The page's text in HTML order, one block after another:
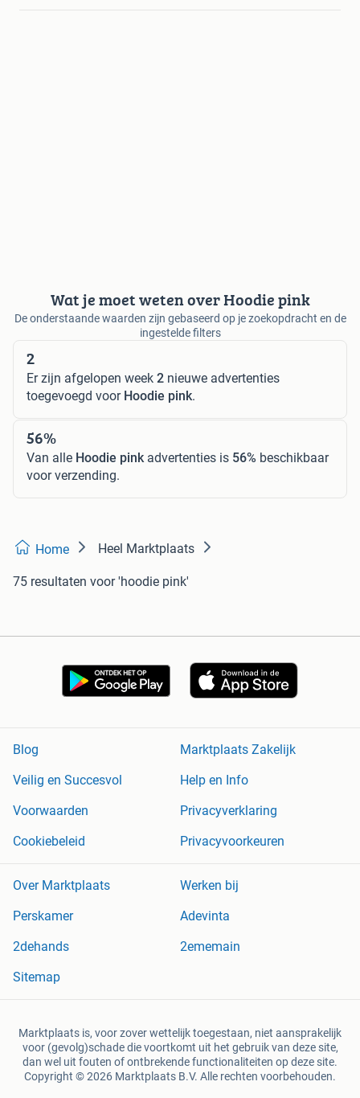
Wat je moet weten over Hoodie pink
De onderstaande waarden zijn gebaseerd op je zoekopdracht en de
ingestelde filters
2
Er zijn afgelopen week 2 nieuwe advertenties
toegevoegd voor Hoodie pink.
56%
Van alle Hoodie pink advertenties is 56% beschikbaar
voor verzending.
Home Heel Marktplaats
75 resultaten voor 'hoodie pink'
Blog
Marktplaats Zakelijk
Veilig en Succesvol
Help en Info
Voorwaarden
Privacyverklaring
Cookiebeleid
Privacyvoorkeuren
Over Marktplaats
Werken bij
Perskamer
Adevinta
2dehands
2ememain
Sitemap
Marktplaats is, voor zover wettelijk toegestaan, niet aansprakelijk
voor (gevolg)schade die voortkomt uit het gebruik van deze site,
dan wel uit fouten of ontbrekende functionaliteiten op deze site.
Copyright © 2026 Marktplaats B.V. Alle rechten voorbehouden.